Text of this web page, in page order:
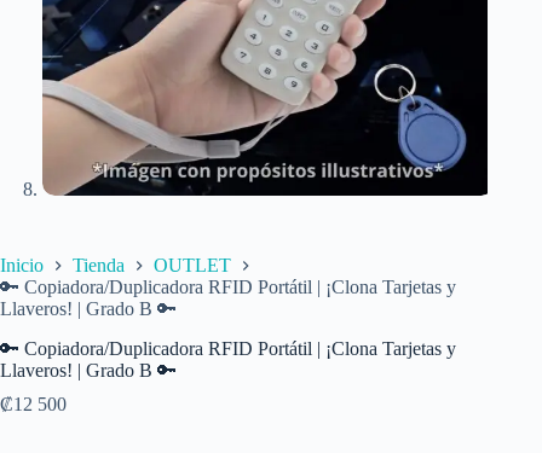
Inicio Tienda
OUTLET
🔑 Copiadora/Duplicadora RFID Portátil | ¡Clona Tarjetas y
Llaveros! | Grado B 🔑
🔑 Copiadora/Duplicadora RFID Portátil | ¡Clona Tarjetas y
Llaveros! | Grado B 🔑
₡12 500